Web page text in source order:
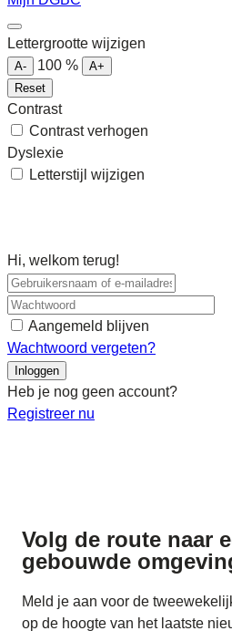
Lettergrootte wijzigen
A- 100 %
A+
Reset
Contrast
Contrast verhogen
Dyslexie
Letterstijl wijzigen
Hi, welkom terug!
Aangemeld blijven
Wachtwoord vergeten?
Inloggen
Heb je nog geen account?
Registreer nu
Volg de route naar
gebouwde
Meld je aan voor de
op de hoogte van het laatste